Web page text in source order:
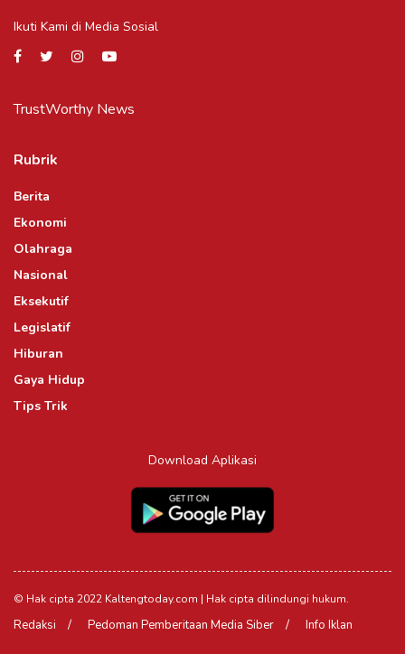
Ikuti Kami di Media Sosial
TrustWorthy News
Rubrik
Berita
Ekonomi
Olahraga
Nasional
Eksekutif
Legislatif
Hiburan
Gaya Hidup
Tips Trik
Download Aplikasi
© Hak cipta 2022 Kaltengtoday.com | Hak cipta dilindungi hukum.
Redaksi Pedoman Pemberitaan Media Siber Info Iklan